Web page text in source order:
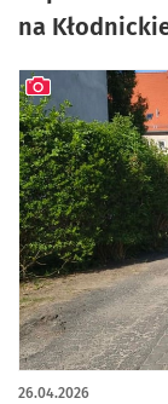
na
26.04.2026
artykuł z galerią